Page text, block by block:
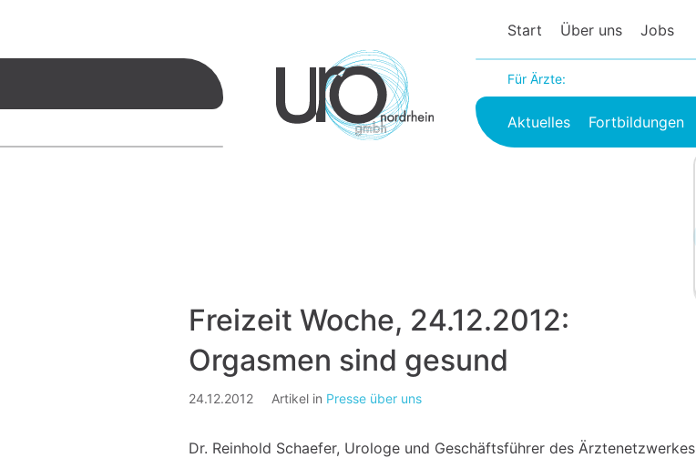
Start Über uns Jobs
Für Ärzte:
Aktuelles Fortbildungen
Freizeit Woche, 24.12.2012:
Orgasmen sind gesund
24.12.2012 Artikel in Presse über uns
Dr. Reinhold Schaefer, Urologe und Geschäftsführer des Ärztenetzwerkes